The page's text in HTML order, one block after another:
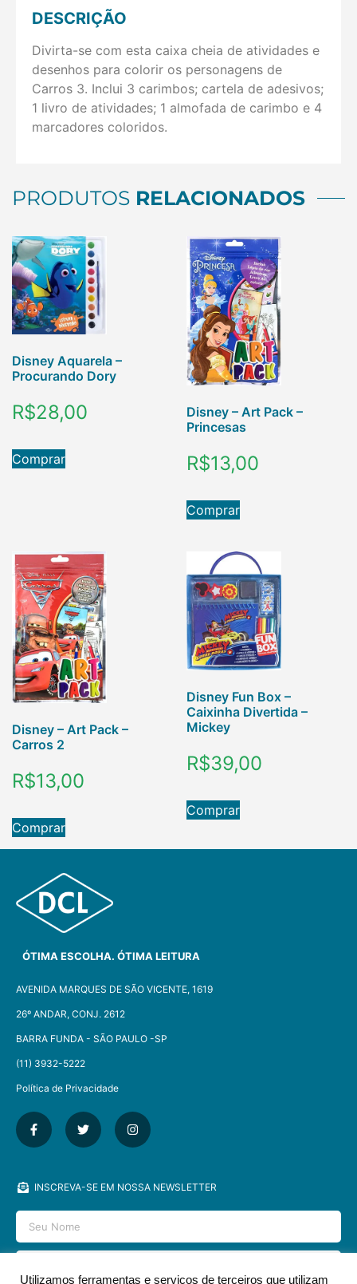
DESCRIÇÃO
Divirta-se com esta caixa cheia de atividades e
desenhos para colorir os personagens de
Carros 3. Inclui 3 carimbos; cartela de adesivos;
1 livro de atividades; 1 almofada de carimbo e 4
marcadores coloridos.
PRODUTOS RELACIONADOS
Disney Aquarela –
Procurando Dory
R$28,00
Comprar
Disney – Art Pack –
Princesas
R$13,00
Comprar
Disney – Art Pack –
Carros 2
R$13,00
Comprar
Disney Fun Box –
Caixinha Divertida –
Mickey
R$39,00
Comprar
ÓTIMA ESCOLHA. ÓTIMA LEITURA
AVENIDA MARQUES DE SÃO VICENTE, 1619
26º ANDAR, CONJ. 2612
BARRA FUNDA - SÃO PAULO -SP​
(11) 3932-5222
Política de Privacidade
INSCREVA-SE EM NOSSA NEWSLETTER
Utilizamos ferramentas e serviços de terceiros que utilizam